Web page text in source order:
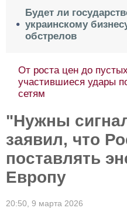
Будет ли
украинскому
обстрелов
От роста цен до
участившиеся удары
сетям
"Нужны
заявил, что
поставлять
Европу
20:50, 9 марта 2026